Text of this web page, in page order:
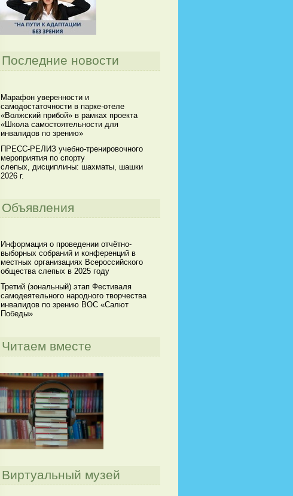
Последние новости
Марафон уверенности и
самодостаточности в парке-отеле
«Волжский прибой» в рамках проекта
«Школа самостоятельности для
инвалидов по зрению»
ПРЕСС-РЕЛИЗ учебно-тренировочного
мероприятия по спорту
слепых, дисциплины: шахматы, шашки
2026 г.
Объявления
Информация о проведении отчётно-
выборных собраний и конференций в
местных организациях Всероссийского
общества слепых в 2025 году
Третий (зональный) этап Фестиваля
самодеятельного народного творчества
инвалидов по зрению ВОС «Салют
Победы»
Читаем вместе
Виртуальный музей